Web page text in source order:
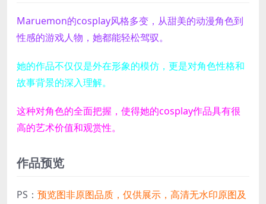
Maruemon的cosplay风格多变，从甜美的动漫角色到
性感的游戏人物，她都能轻松驾驭。
她的作品不仅仅是外在形象的模仿，更是对角色性格和
故事背景的深入理解。
这种对角色的全面把握，使得她的cosplay作品具有很
高的艺术价值和观赏性。
作品预览
PS： 预览图非原图品质，仅供展示，高清无水印原图及